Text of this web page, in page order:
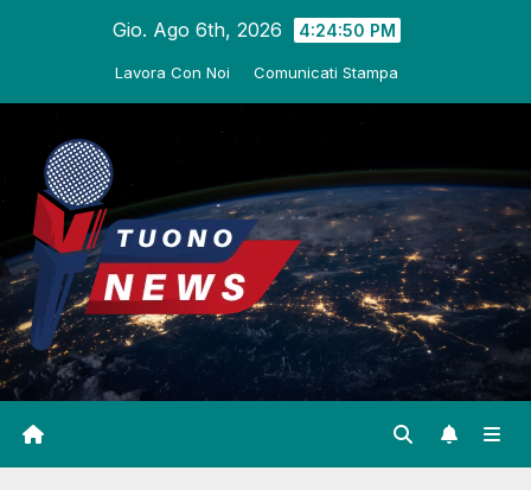
Gio. Ago 6th, 2026 4:24:51 PM
Lavora Con Noi Comunicati Stampa